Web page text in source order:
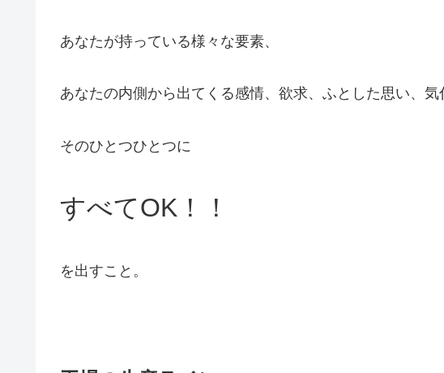
あなたが持っている様々な要素、
あなたの内側から出てくる感情、欲求、ふとした思い、気
そのひとつひとつに
すべてOK！！
を出すこと。